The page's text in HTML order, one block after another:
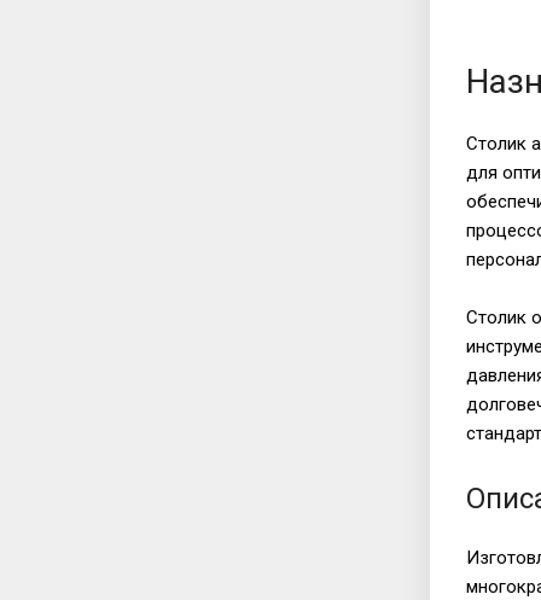
Столик
для
Столик